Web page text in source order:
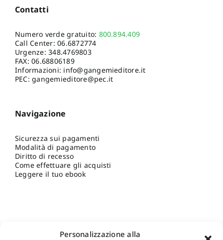
Personalizzazione alla
Contatti
Numero verde gratuito: 800.894.409
Call Center:06.6872774
Urgenze:348.4769803
FAX: 06.68806189
Informazioni: info@gangemieditore.it
PEC: gangemieditore@pec.it
Navigazione
Sicurezza sui pagamenti
Modalità di pagamento
Diritto di recesso
Come effettuare gli acquisti
Leggere il tuo ebook